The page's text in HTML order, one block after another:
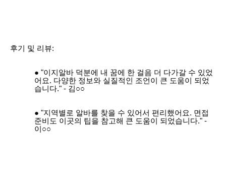
후기 및 리뷰:
"이지알바 덕분에 내 꿈에 한 걸음 더 다가갈 수 있었
어요. 다양한 정보와 실질적인 조언이 큰 도움이 되었
습니다." - 김○○
"지역별로 알바를 찾을 수 있어서 편리했어요. 면접
준비도 이곳의 팁을 참고해 큰 도움이 되었습니다." -
이○○